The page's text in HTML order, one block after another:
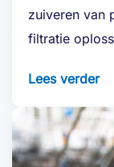
zuiveren van
filtratie
Lees verder